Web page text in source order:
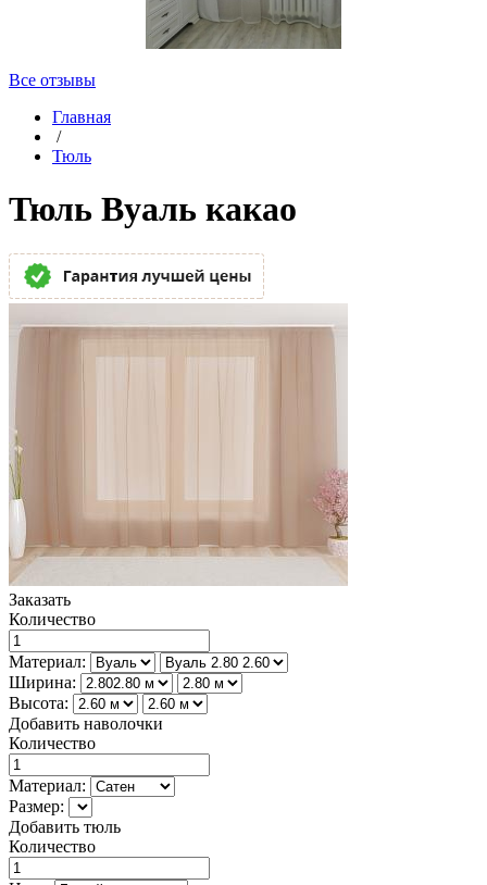
Все отзывы
Главная
/
Тюль
Тюль Вуаль какао
Заказать
Количество
Материал:
Ширина:
Высота:
Добавить наволочки
Количество
Материал:
Размер:
Добавить тюль
Количество